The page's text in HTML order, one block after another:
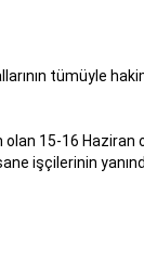
tümüyle
15-16 Haziran
işçilerinin